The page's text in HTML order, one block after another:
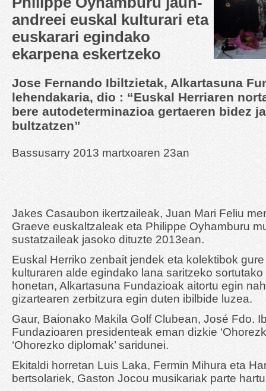
andreei euskal kulturari eta
euskarari egindako
ekarpena eskertzeko
Jose Fernando Ibiltzietak, Alkartasuna
lehendakaria, dio : “Euskal Herriaren
bere autodeterminazioa gertaeren bidez
bultzatzen”
Bassusarry 2013 martxoaren 23an
Jakes Casaubon ikertzaileak, Juan Mari Feliu
Graeve euskaltzaleak eta Philippe Oyhamburu
sustatzaileak jasoko dituzte 2013ean.
Euskal Herriko zenbait jendek eta kolektibok
kulturaren alde egindako lana saritzeko
honetan, Alkartasuna Fundazioak aitortu egin
gizartearen zerbitzura egin duten ibilbide luzea.
Gaur, Baionako Makila Golf Clubean, José Fdo.
Fundazioaren presidenteak eman dizkie
‘Ohorezko diplomak’ saridunei.
Ekitaldi horretan Luis Laka, Fermin Mihura eta
bertsolariek, Gaston Jocou musikariak parte